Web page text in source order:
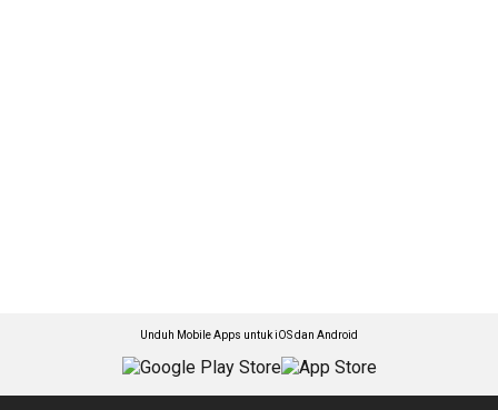
Unduh Mobile Apps untuk iOS dan Android